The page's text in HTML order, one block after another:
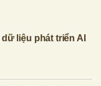
liệu phát triển AI